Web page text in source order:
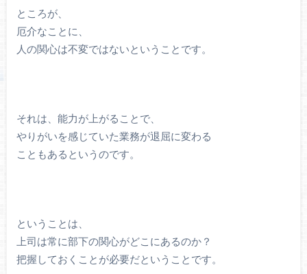
ところが、
厄介なことに、
人の関心は不変ではないということです。
それは、能力が上がることで、
やりがいを感じていた業務が退屈に変わる
こともあるというのです。
ということは、
上司は常に部下の関心がどこにあるのか？
把握しておくことが必要だということです。